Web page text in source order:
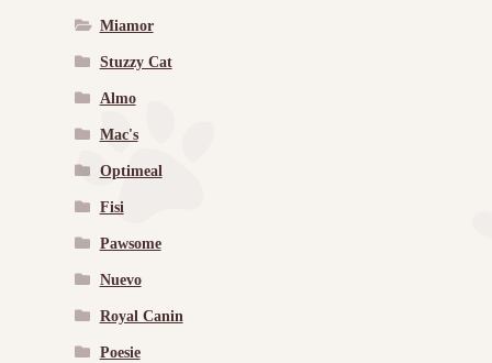
Miamor
Stuzzy Cat
Almo
Mac's
Optimeal
Fisi
Pawsome
Nuevo
Royal Canin
Poesie